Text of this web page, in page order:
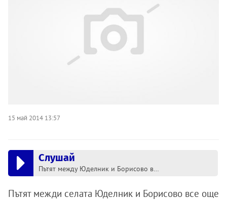
15 май 2014 13:57
Слушай
Пътят между Юделник и Борисово все още е под вода
Пътят межди селата Юделник и Борисово все още